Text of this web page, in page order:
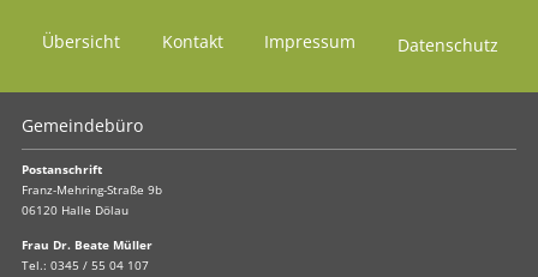
Übersicht Kontakt Impressum Datenschutz
Gemeindebüro
Postanschrift
Franz-Mehring-Straße 9b
06120 Halle Dölau
Frau Dr. Beate Müller
Tel.: 0345 / 55 04 107